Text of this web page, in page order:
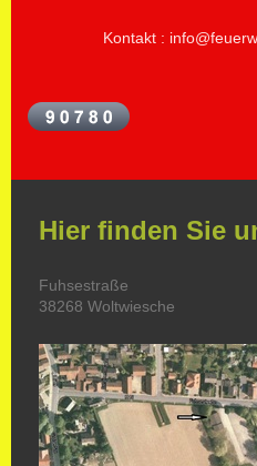
Kontakt :
Hier finden Sie
Fuhsestraße
38268 Woltwiesche